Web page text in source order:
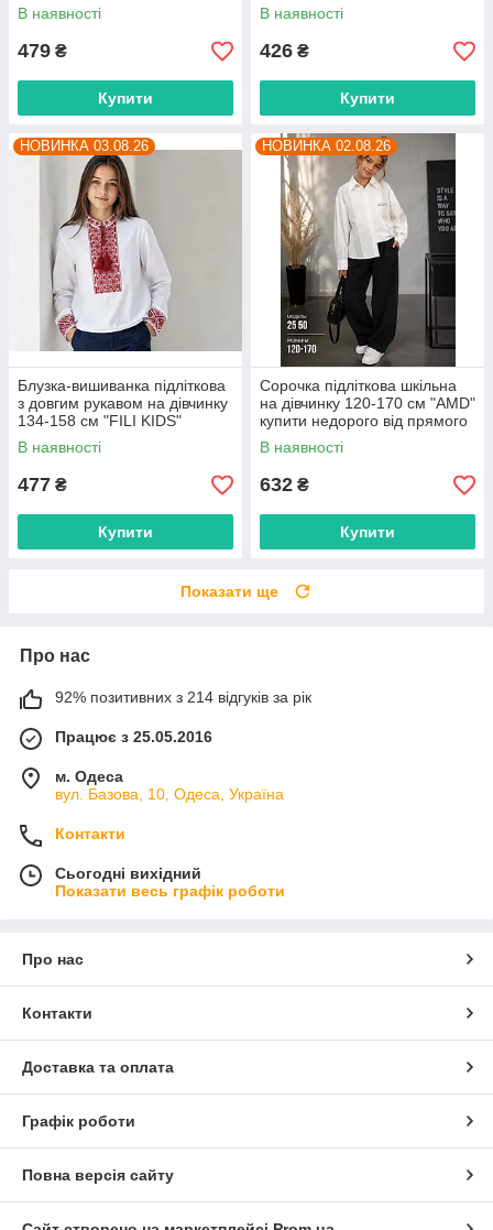
постачальника
В наявності
479 ₴
Купити
від прямого постачальника
В наявності
426 ₴
Купити
НОВИНКА 03.08.26
Блузка-вишиванка підліткова
з довгим рукавом на дівчинку
134-158 см "FILI KIDS"
недорого від прямого
постачальника
В наявності
477 ₴
Купити
НОВИНКА 02.08.26
Сорочка підліткова шкільна
на дівчинку 120-170 см "AMD"
купити недорого від прямого
постачальника
В наявності
632 ₴
Купити
Показати ще
Про нас
92% позитивних з 214 відгуків за рік
Працює з 25.05.2016
м. Одеса
вул. Базова, 10, Одеса, Україна
Контакти
Сьогодні вихідний
Показати весь графік роботи
Про нас
Контакти
Доставка та оплата
Графік роботи
Повна версія сайту